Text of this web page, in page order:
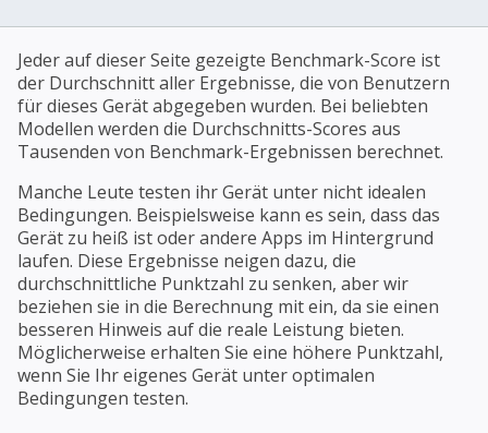
Jeder auf dieser Seite gezeigte Benchmark-Score ist
der Durchschnitt aller Ergebnisse, die von Benutzern
für dieses Gerät abgegeben wurden. Bei beliebten
Modellen werden die Durchschnitts-Scores aus
Tausenden von Benchmark-Ergebnissen berechnet.
Manche Leute testen ihr Gerät unter nicht idealen
Bedingungen. Beispielsweise kann es sein, dass das
Gerät zu heiß ist oder andere Apps im Hintergrund
laufen. Diese Ergebnisse neigen dazu, die
durchschnittliche Punktzahl zu senken, aber wir
beziehen sie in die Berechnung mit ein, da sie einen
besseren Hinweis auf die reale Leistung bieten.
Möglicherweise erhalten Sie eine höhere Punktzahl,
wenn Sie Ihr eigenes Gerät unter optimalen
Bedingungen testen.